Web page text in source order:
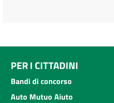
PER I CITTADINI
Bandi di concorso
Auto Mutuo Aiuto